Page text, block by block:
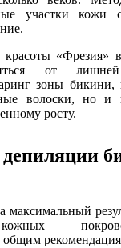
участки кожи
«Фрезия»
от лишней
зоны бикини,
волоски, но и
росту.
депиляции
максимальный
общим